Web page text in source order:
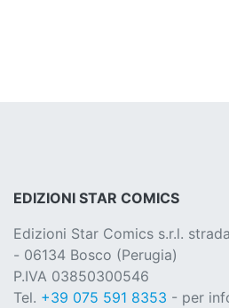
EDIZIONI STAR COMICS
Edizioni Star Comics s.r.l.
- 06134 Bosco (Perugia)
P.IVA 03850300546
Tel. +39 075 591 8353 - per